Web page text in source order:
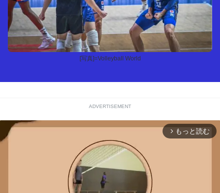
[写真]=Volleyball World
ADVERTISEMENT
arrow_forward_ios もっと読む